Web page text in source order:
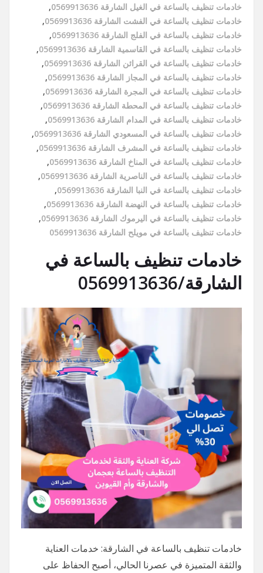
خادمات تنظيف بالساعة في الغيل الشارقة 0569913636
,
خادمات تنظيف بالساعة في الفشت الشارقة 0569913636
,
خادمات تنظيف بالساعة في الفلج الشارقة 0569913636
,
خادمات تنظيف بالساعة في القاسمية الشارقة 0569913636
,
خادمات تنظيف بالساعة في القرائن الشارقة 0569913636
,
خادمات تنظيف بالساعة في المجاز الشارقة 0569913636
,
خادمات تنظيف بالساعة في المجرة الشارقة 0569913636
,
خادمات تنظيف بالساعة في المحطة الشارقة 0569913636
,
خادمات تنظيف بالساعة في المدام الشارقة 0569913636
,
خادمات تنظيف بالساعة في المسعودي الشارقة 0569913636
,
خادمات تنظيف بالساعة في المشرف الشارقة 0569913636
,
خادمات تنظيف بالساعة في المناخ الشارقة 0569913636
,
خادمات تنظيف بالساعة في الناصرية الشارقة 0569913636
,
خادمات تنظيف بالساعة في النبا الشارقة 0569913636
,
خادمات تنظيف بالساعة في النهضة الشارقة 0569913636
,
خادمات تنظيف بالساعة في اليرموك الشارقة 0569913636
,
خادمات تنظيف بالساعة في مويلح الشارقة 0569913636
خادمات تنظيف بالساعة في
الشارقة/0569913636
خادمات تنظيف بالساعة في الشارقة: خدمات العناية
والثقة المتميزة في عصرنا الحالي، أصبح الحفاظ على